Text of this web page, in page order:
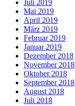
Juli 2019
Mai 2019
April 2019
März 2019
Februar 2019
Januar 2019
Dezember 2018
November 2018
Oktober 2018
September 2018
August 2018
Juli 2018